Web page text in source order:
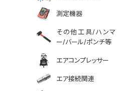
測定機器
その他工具/ハンマ
ー/バール/ポンチ等
エアコンプレッサー
エア接続関連